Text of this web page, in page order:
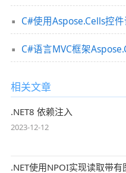
C#使用Aspose.Cells控
C#语言MVC框架
相关文章
.NET8 依赖注入
2023-12-12
.NET使用NPOI实现读取带